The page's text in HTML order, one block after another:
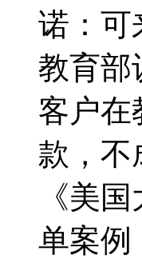
诺：可
教育部
客户在
款，不
《美
单案例